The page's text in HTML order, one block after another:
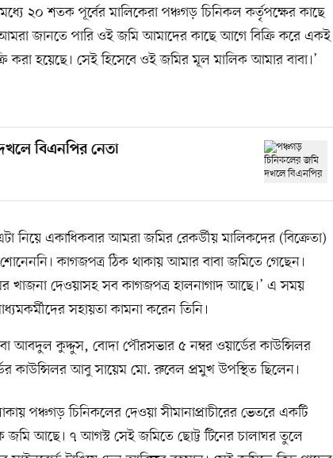
২০ শতক পূর্বের মালিকেরা পঞ্চগড় চিনিকল কর্তৃপক্ষের কাছে
জানতে পারি ওই জমি আমাদের কাছে আগে বিক্রি করে একই
করা হয়েছে। সেই হিসেবে ওই জমির মূল মালিক আমার বাবা।’
বিএনপির নেতা
নিয়ে একাধিকবার আমরা জমির রেকর্ডীয় মালিকদের (বিক্রেতা)
শোনেননি। কাগজপত্র ঠিক থাকায় আমার বাবা জমিতে গেছেন।
দেওয়াসহ সব কাগজপত্র হালনাগাদ আছে।’ এ সময়
সহায়তা কামনা করেন তিনি।
আবদুল কুদ্দুস, বোদা পৌরসভার ৫ নম্বর ওয়ার্ডের কাউন্সিলর
কাউন্সিলর আবু সায়েম মো. রুবেল প্রমুখ উপস্থিত ছিলেন।
পঞ্চগড় চিনিকলের দেওয়া সীমানাপ্রাচীরের ভেতরে একটি
আছে। ৭ আগস্ট সেই জমিতে ছোট্ট টিনের চালাঘর তুলে